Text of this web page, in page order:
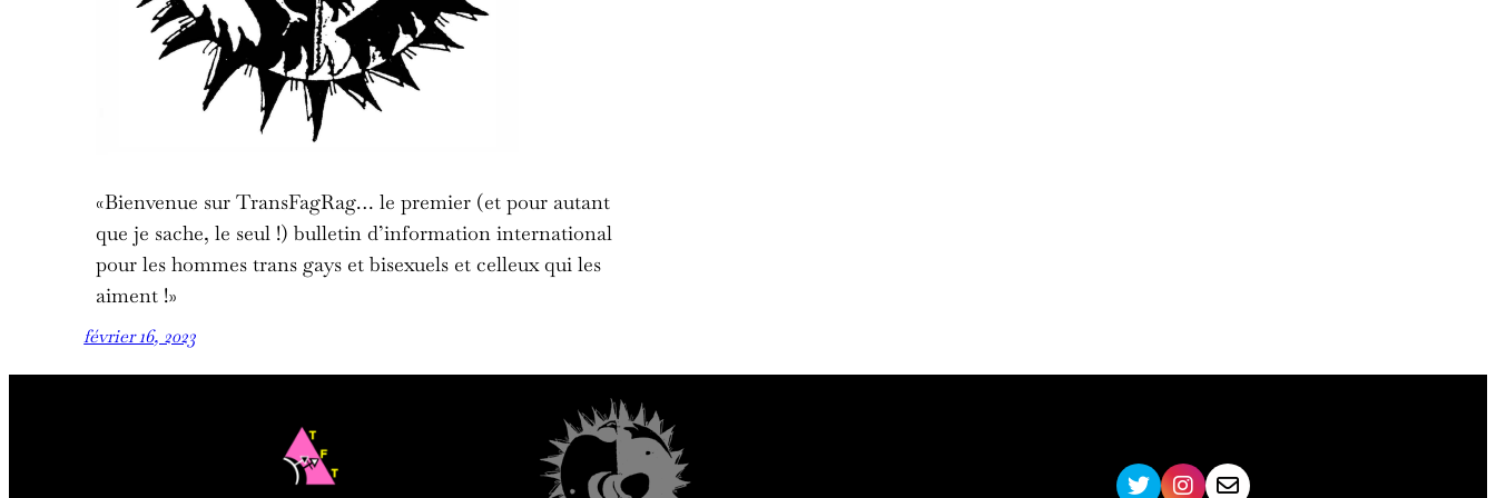
«Bienvenue sur TransFagRag… le premier (et pour autant
que je sache, le seul !) bulletin d’information international
pour les hommes trans gays et bisexuels et celleux qui les
aiment !»
février 16, 2023